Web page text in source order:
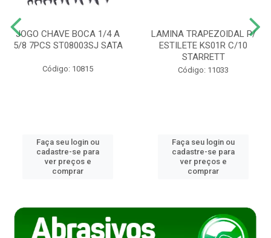
JOGO CHAVE BOCA 1/4 A
5/8 7PCS ST08003SJ SATA
Código: 10815
Faça seu login ou
cadastre-se para
ver preços e
comprar
LAMINA TRAPEZOIDAL P/
ESTILETE KS01R C/10
STARRETT
Código: 11033
Faça seu login ou
cadastre-se para
ver preços e
comprar